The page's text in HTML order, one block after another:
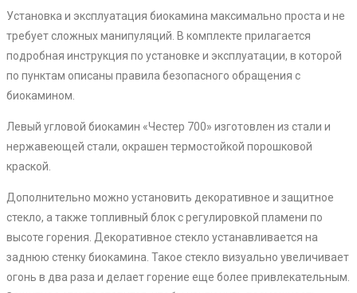
Установка и эксплуатация биокамина максимально проста и не
требует сложных манипуляций. В комплекте прилагается
подробная инструкция по установке и эксплуатации, в которой
по пунктам описаны правила безопасного обращения с
биокамином.
Левый угловой биокамин «Честер 700» изготовлен из стали и
нержавеющей стали, окрашен термостойкой порошковой
краской.
Дополнительно можно установить декоративное и защитное
стекло, а также топливный блок с регулировкой пламени по
высоте горения. Декоративное стекло устанавливается на
заднюю стенку биокамина. Такое стекло визуально увеличивает
огонь в два раза и делает горение еще более привлекательным.